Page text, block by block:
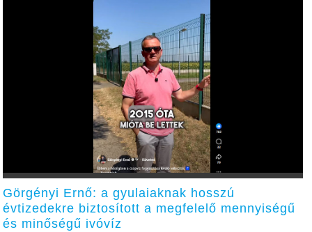
Görgényi Ernő: a gyulaiaknak hosszú
évtizedekre biztosított a megfelelő mennyiségű
és minőségű ivóvíz